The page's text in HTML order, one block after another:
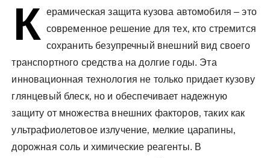
К ерамическая защита кузова автомобиля – это
современное решение для тех‚ кто стремится
сохранить безупречный внешний вид своего
транспортного средства на долгие годы. Эта
инновационная технология не только придает кузову
глянцевый блеск‚ но и обеспечивает надежную
защиту от множества внешних факторов‚ таких как
ультрафиолетовое излучение‚ мелкие царапины‚
дорожная соль и химические реагенты. В